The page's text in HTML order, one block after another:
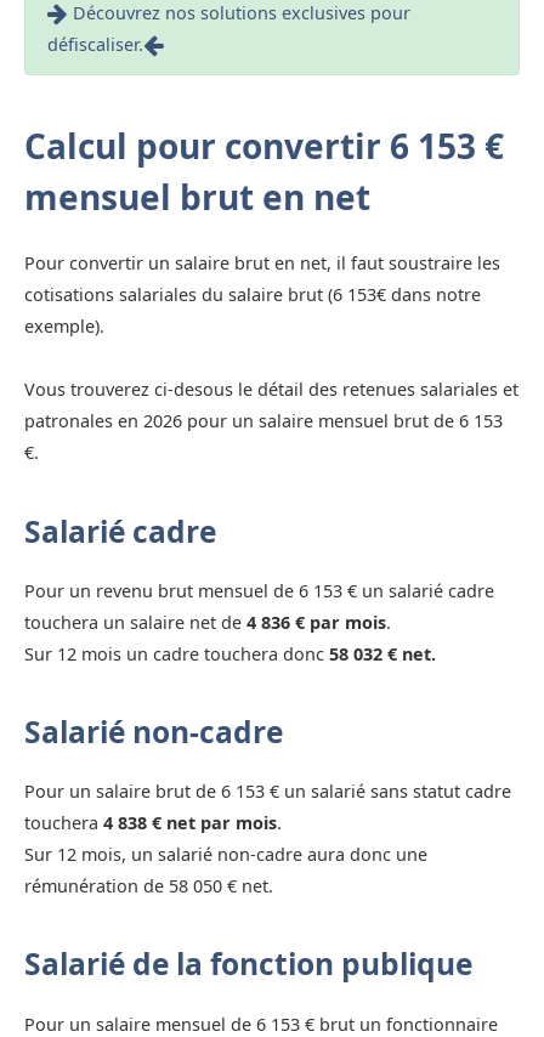
Découvrez nos solutions exclusives pour
défiscaliser.
Calcul pour convertir 6 153 €
mensuel brut en net
Pour convertir un salaire brut en net, il faut soustraire les
cotisations salariales du salaire brut (6 153€ dans notre
exemple).
Vous trouverez ci-desous le détail des retenues salariales et
patronales en 2026 pour un salaire mensuel brut de 6 153
€.
Salarié cadre
Pour un revenu brut mensuel de 6 153 € un salarié cadre
touchera un salaire net de 4 836 € par mois.
Sur 12 mois un cadre touchera donc 58 032 € net.
Salarié non-cadre
Pour un salaire brut de 6 153 € un salarié sans statut cadre
touchera 4 838 € net par mois.
Sur 12 mois, un salarié non-cadre aura donc une
rémunération de 58 050 € net.
Salarié de la fonction publique
Pour un salaire mensuel de 6 153 € brut un fonctionnaire